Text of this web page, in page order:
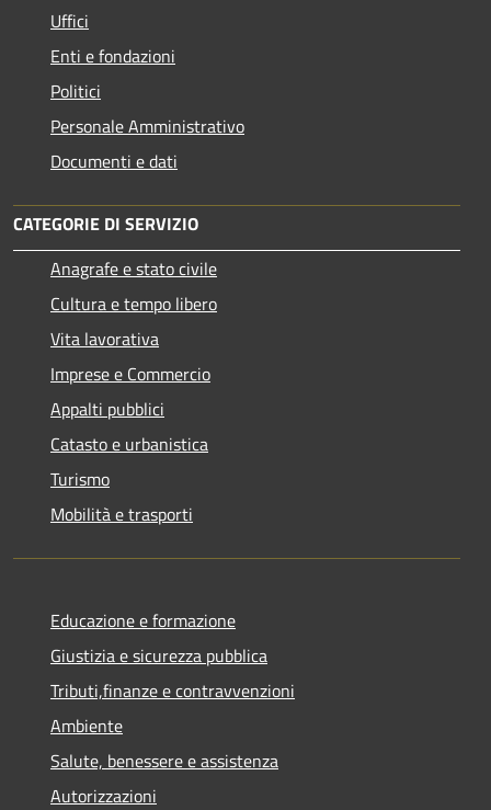
Uffici
Enti e fondazioni
Politici
Personale Amministrativo
Documenti e dati
CATEGORIE DI SERVIZIO
Anagrafe e stato civile
Cultura e tempo libero
Vita lavorativa
Imprese e Commercio
Appalti pubblici
Catasto e urbanistica
Turismo
Mobilità e trasporti
Educazione e formazione
Giustizia e sicurezza pubblica
Tributi,finanze e contravvenzioni
Ambiente
Salute, benessere e assistenza
Autorizzazioni